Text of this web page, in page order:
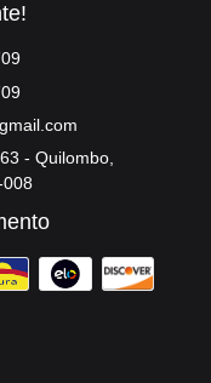
- Quilombo,